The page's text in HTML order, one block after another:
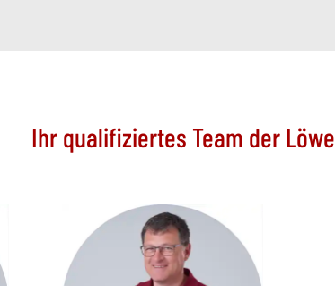
Ihr qualifiziertes Team der